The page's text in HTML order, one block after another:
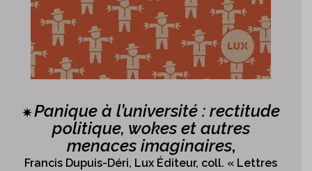
✷Panique à l’université : rectitude
politique, wokes et autres
menaces imaginaires,
Francis Dupuis-Déri, Lux Éditeur, coll. « Lettres